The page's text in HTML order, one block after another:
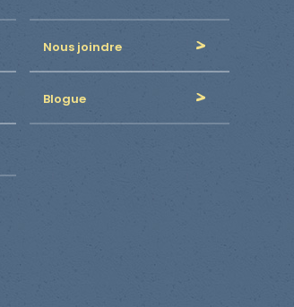
Nous joindre
Blogue